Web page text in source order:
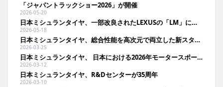
「ジャパントラックショー2026」が開催
2026-05-20
日本ミシュランタイヤ、一部改良されたLEXUSの「LM」に純正装着
2026-05-18
日本ミシュランタイヤ、総合性能を高次元で両立した新スタッドレス「X－ICE SNOW+」投入
2026-03-25
日本ミシュランタイヤ、 日本における2026年モータースポーツ活動を発表
2026-03-12
日本ミシュランタイヤ、R&Dセンターが35周年
2026-03-10